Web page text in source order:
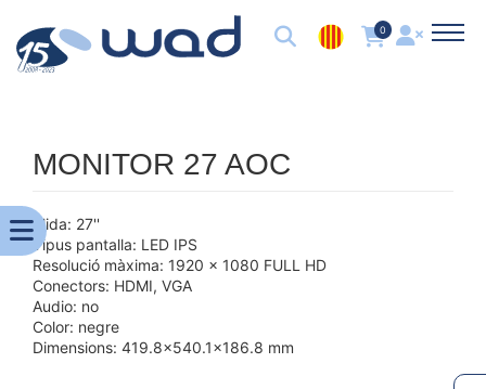
0
MONITOR 27 AOC
Mida: 27''
Tipus pantalla: LED IPS
Resolució màxima: 1920 x 1080 FULL HD
Conectors: HDMI, VGA
Audio: no
Color: negre
Dimensions: 419.8x540.1x186.8 mm